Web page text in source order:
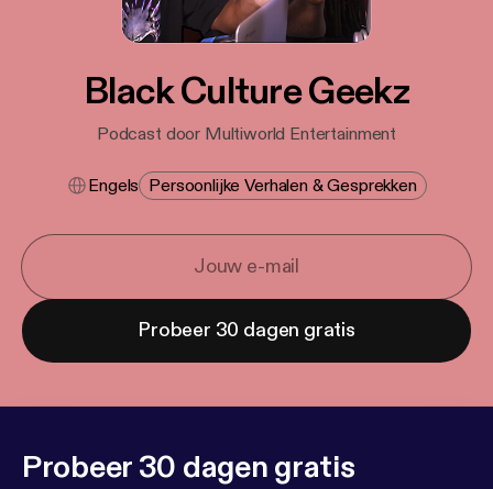
Black Culture Geekz
Podcast door Multiworld Entertainment
Engels Persoonlijke Verhalen & Gesprekken
Probeer 30 dagen gratis
Probeer 30 dagen gratis